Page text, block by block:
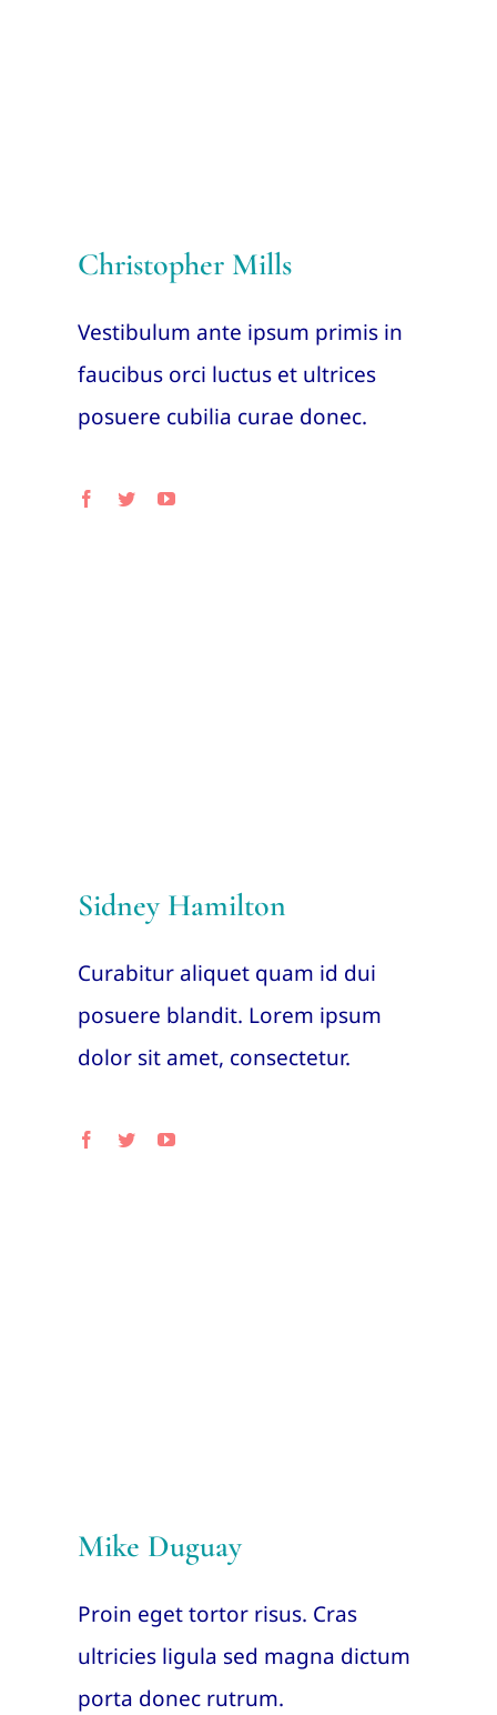
Christopher Mills
Vestibulum ante ipsum primis in
faucibus orci luctus et ultrices
posuere cubilia curae donec.
Sidney Hamilton
Curabitur aliquet quam id dui
posuere blandit. Lorem ipsum
dolor sit amet, consectetur.
Mike Duguay
Proin eget tortor risus. Cras
ultricies ligula sed magna dictum
porta donec rutrum.